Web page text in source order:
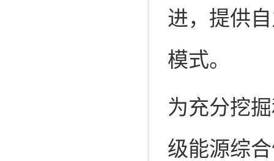
进，提供
模式。
为充分挖
级能源综